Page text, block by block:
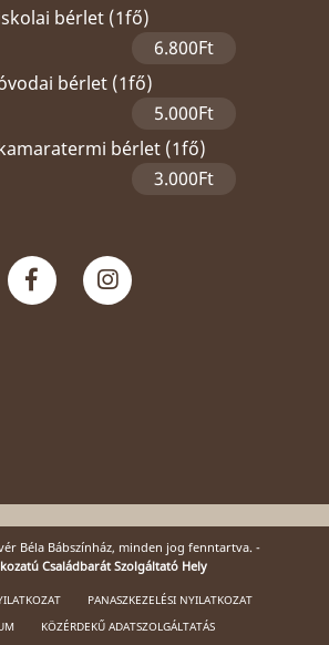
bérlet (1fő)
6.800Ft
bérlet (1fő)
5.000Ft
bérlet (1fő)
3.000Ft
Béla Bábszínház, minden jog fenntartva. -
Családbarát Szolgáltató Hely
PANASZKEZELÉSI NYILATKOZAT
KÖZÉRDEKŰ ADATSZOLGÁLTATÁS